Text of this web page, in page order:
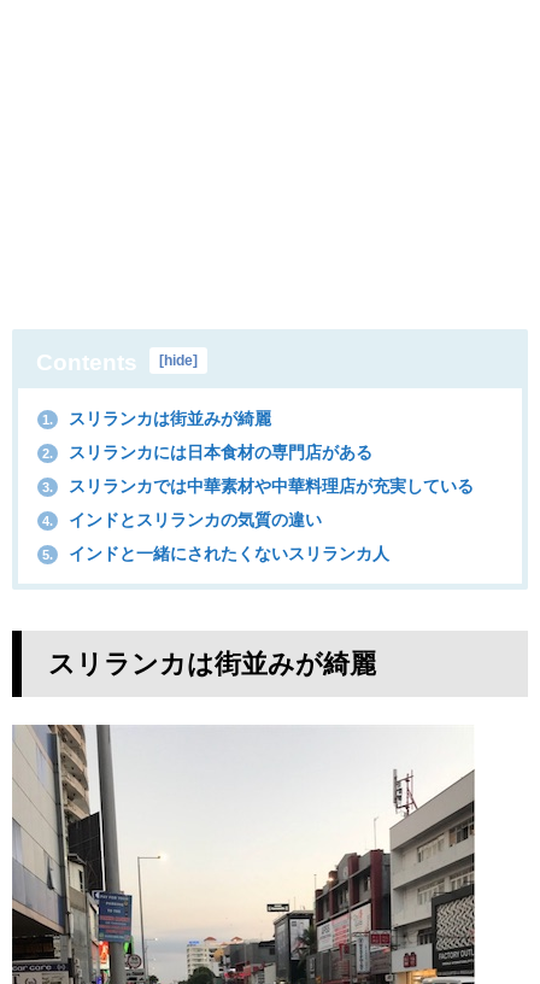
Contents [hide]
1. スリランカは街並みが綺麗
2. スリランカには日本食材の専門店がある
3. スリランカでは中華素材や中華料理店が充実している
4. インドとスリランカの気質の違い
5. インドと一緒にされたくないスリランカ人
スリランカは街並みが綺麗